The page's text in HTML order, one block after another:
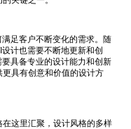
足客户不断变化的需求。随
计也需要不断地更新和创
具备专业的设计能力和创新
具有创意和价值的设计方
这里汇聚，设计风格的多样